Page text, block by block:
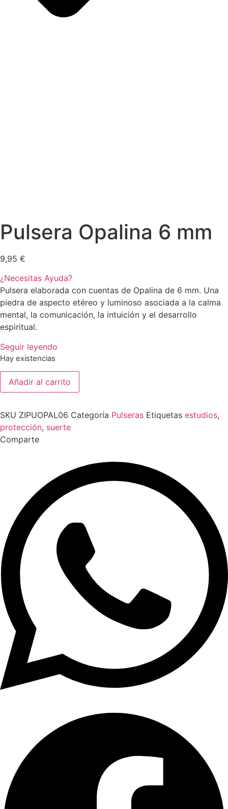
Pulsera Opalina 6 mm
9,95 €
¿Necesitas Ayuda?
Pulsera elaborada con cuentas de Opalina de 6 mm. Una
piedra de aspecto etéreo y luminoso asociada a la calma
mental, la comunicación, la intuición y el desarrollo
espiritual.
Seguir leyendo
Hay existencias
Pulsera
Opalina
6
Añadir al carrito
SKU ZIPUOPAL06 Categoría Pulseras Etiquetas estudios,
protección, suerte
Comparte